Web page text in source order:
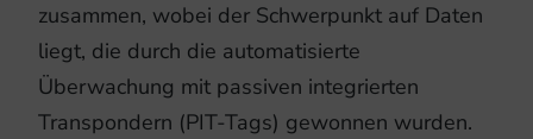
zusammen, wobei der Schwerpunkt auf Daten
liegt, die durch die automatisierte
Überwachung mit passiven integrierten
Transpondern (PIT-Tags) gewonnen wurden.